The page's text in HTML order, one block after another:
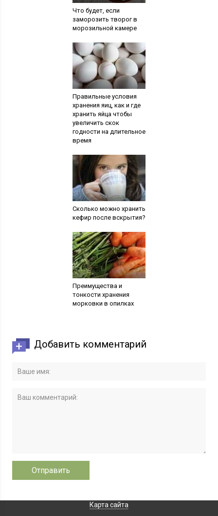
Что будет, если
заморозить творог в
морозильной камере
Правильные условия
хранения яиц, как и где
хранить яйца чтобы
увеличить скок
годности на длительное
время
Сколько можно хранить
кефир после вскрытия?
Преимущества и
тонкости хранения
морковки в опилках
Добавить комментарий
Карта сайта